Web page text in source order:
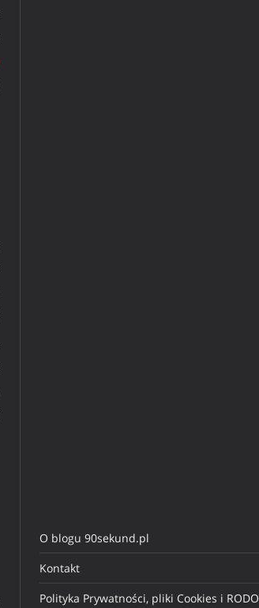
O blogu 90sekund.pl
Kontakt
Polityka Prywatności, pliki Cookies i RODO